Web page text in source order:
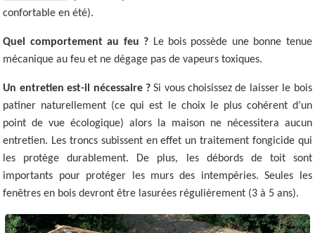
confortable en été).
Quel comportement au feu ? Le bois possède une bonne tenue
mécanique au feu et ne dégage pas de vapeurs toxiques.
Un entretien est-il nécessaire ?Si vous choisissez de laisser le bois
patiner naturellement (ce qui est le choix le plus cohérent d’un
point de vue écologique) alors la maison ne nécessitera aucun
entretien. Les troncs subissent en effet un traitement fongicide qui
les protège durablement. De plus, les débords de toit sont
importants pour protéger les murs des intempéries. Seules les
fenêtres en bois devront être lasurées régulièrement (3 à 5 ans).